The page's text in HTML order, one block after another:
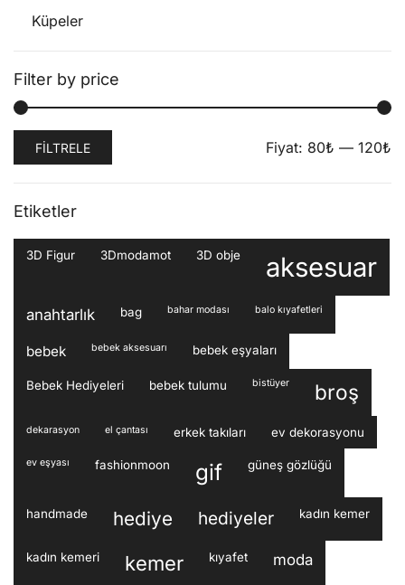
Küpeler
Filter by price
fiyat
fiyat
FILTRELE Fiyat: 80₺ — 120₺
Etiketler
3D Figur 3Dmodamot 3D obje aksesuar
anahtarlık bag bahar modası balo kıyafetleri
bebek bebek aksesuarı bebek eşyaları
Bebek Hediyeleri bebek tulumu bistüyer broş
dekarasyon el çantası erkek takıları ev dekorasyonu
ev eşyası fashionmoon gif güneş gözlüğü
handmade hediye hediyeler kadın kemer
kadın kemeri kemer kıyafet moda